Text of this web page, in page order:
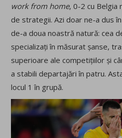
work from home, 0-2 cu Belgia
de strategii. Azi doar ne-a dus
de-a doua noastră natură: cea
specializați în măsurat șanse,
superioare ale competițiilor și
a stabili departajări în patru.
locul 1 în grupă.